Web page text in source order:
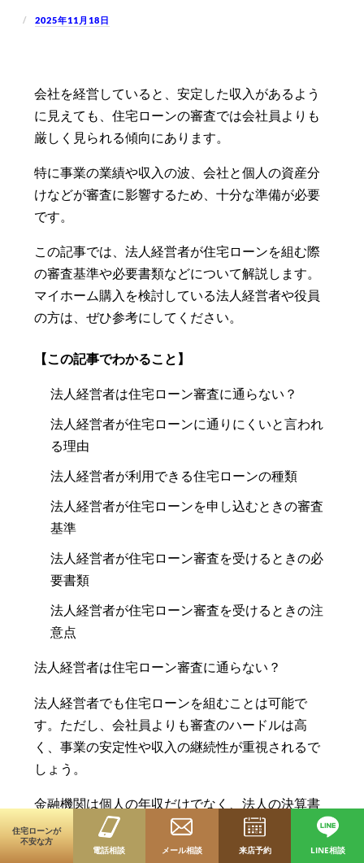
2025年11月18日
会社を経営していると、安定した収入があるよう
に見えても、住宅ローンの審査では会社員よりも
厳しく見られる傾向にあります。
特に事業の業績や収入の波、会社と個人の資産分
けなどが審査に影響するため、十分な準備が必要
です。
この記事では、法人経営者が住宅ローンを組む際
の審査基準や必要書類などについて解説します。
マイホーム購入を検討している法人経営者や役員
の方は、ぜひ参考にしてください。
【この記事でわかること】
法人経営者は住宅ローン審査に通らない？
法人経営者が住宅ローンに通りにくいと言われ
る理由
法人経営者が利用できる住宅ローンの種類
法人経営者が住宅ローンを申し込むときの審査
基準
法人経営者が住宅ローン審査を受けるときの必
要書類
法人経営者が住宅ローン審査を受けるときの注
意点
法人経営者は住宅ローン審査に通らない？
法人経営者でも住宅ローンを組むことは可能で
す。ただし、会社員よりも審査のハードルは高
く、事業の安定性や収入の継続性が重視されるで
しょう。
金融機関は個人の年収だけでなく、法人の決算書
や業績をもとに返済能力を判断します。そのた
め、黒字経営を続けていることや、税務申告の内
住宅ローンが
不安な方
電話相談
メール相談 来店予約 LINE相談